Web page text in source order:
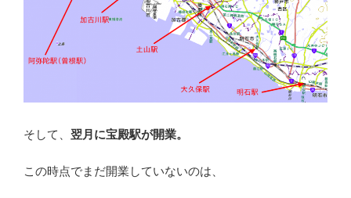
そして、 翌月に宝殿駅が開業。
この時点でまだ開業していないのは、